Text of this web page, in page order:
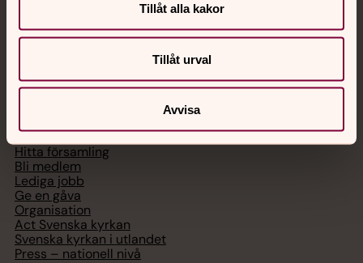
Tillåt alla kakor
Tillåt urval
Avvisa
Telefon 112
Hitta församling
Bli medlem
Lediga jobb
Ge en gåva
Organisation
Act Svenska kyrkan
Svenska kyrkan i utlandet
Press – nationell nivå